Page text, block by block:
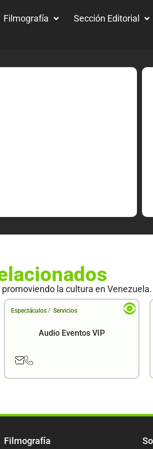
Filmografía Sección Editorial
la cultura en Venezuela.
Espectáculos / Servicios
Audio Eventos VIP
Filmografía